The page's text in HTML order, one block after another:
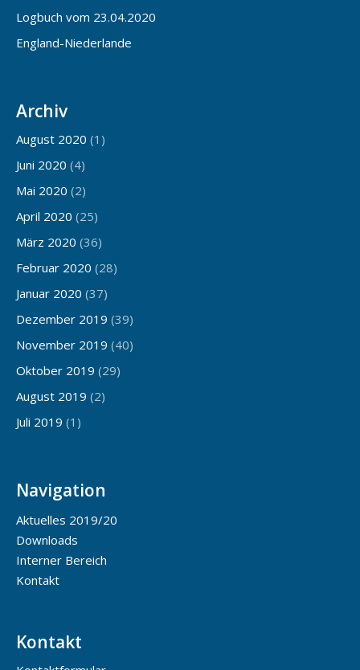
Logbuch vom 23.04.2020
England-Niederlande
Archiv
August 2020 (1)
Juni 2020 (4)
Mai 2020 (2)
April 2020 (25)
März 2020 (36)
Februar 2020 (28)
Januar 2020 (37)
Dezember 2019 (39)
November 2019 (40)
Oktober 2019 (29)
August 2019 (2)
Juli 2019 (1)
Navigation
Aktuelles 2019/20
Downloads
Interner Bereich
Kontakt
Kontakt